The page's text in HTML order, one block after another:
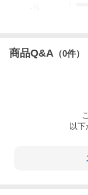
商品Q&A （0件）
以下